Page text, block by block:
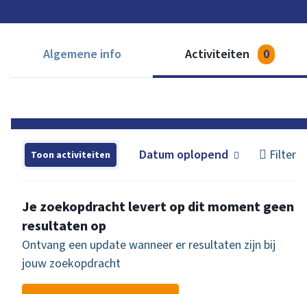
Algemene info Activiteiten 0
Toon activiteiten Datum oplopend Filter
Je zoekopdracht levert op dit moment geen
resultaten op
Ontvang een update wanneer er resultaten zijn bij
jouw zoekopdracht